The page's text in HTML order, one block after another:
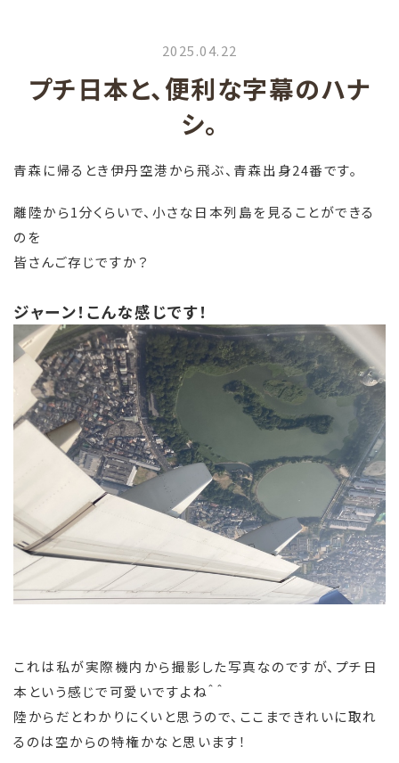
2025.04.22
プチ日本と、便利な字幕のハナ
シ。
青森に帰るとき伊丹空港から飛ぶ、青森出身24番です。
離陸から1分くらいで、小さな日本列島を見ることができる
のを
皆さんご存じですか？
ジャーン！こんな感じです！
これは私が実際機内から撮影した写真なのですが、プチ日
本という感じで可愛いですよね＾＾
陸からだとわかりにくいと思うので、ここまできれいに取れ
るのは空からの特権かなと思います！